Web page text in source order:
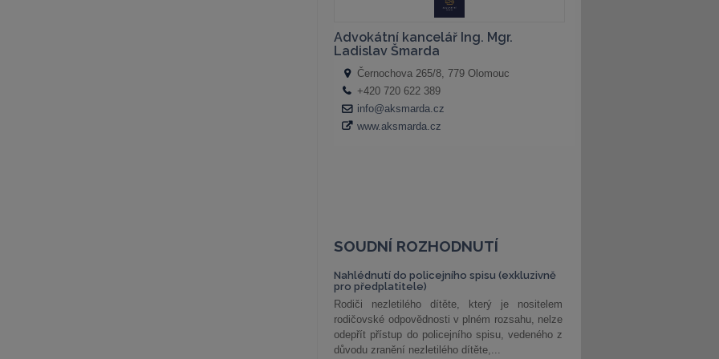
SOUDNÍ ROZHODNUTÍ
Nahlédnutí do policejního spisu (exkluzivně
pro předplatitele)
Rodiči nezletilého dítěte, který je nositelem
rodičovské odpovědnosti v plném rozsahu, nelze
odepřít přístup do policejního spisu, vedeného z
důvodu zranění nezletilého dítěte,...